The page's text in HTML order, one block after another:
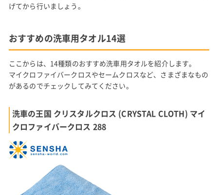
げてから行いましょう。
おすすめの洗車用タオル14選
ここからは、14種類のおすすめ洗車用タオルを紹介します。
マイクロファイバークロスやセームクロスなど、さまざまなもの
があるのでチェックしてみてください。
洗車の王国 クリスタルクロス (CRYSTAL CLOTH) マイ
クロファイバークロス 288